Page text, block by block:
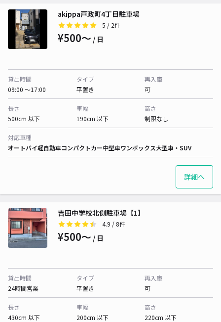
akippa戸政町4丁目駐車場
5 / 2件
¥500〜 / 日
貸出時間
09:00 〜17:00
タイプ
平置き
再入庫
可
長さ
500cm 以下
車幅
190cm 以下
高さ
制限なし
対応車種
オートバイ軽自動車コンパクトカー中型車ワンボックス大型車・SUV
詳細へ
吉田中学校北側駐車場【1】
4.9 / 8件
¥500〜 / 日
貸出時間
24時間営業
タイプ
平置き
再入庫
可
長さ
430cm 以下
車幅
200cm 以下
高さ
220cm 以下